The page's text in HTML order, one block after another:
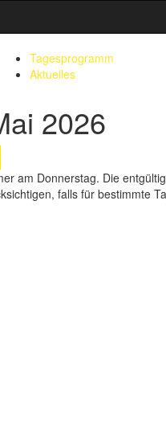
Tagesprogramm
Aktuelles
2026
am Donnerstag. Die
falls für bestimmte